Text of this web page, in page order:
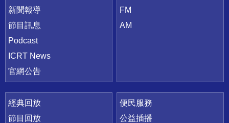
新聞報導
節目訊息
Podcast
ICRT News
官網公告
FM
AM
經典回放
節目回放
便民服務
公益插播